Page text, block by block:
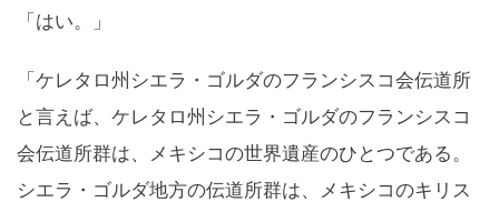
「はい。」
「ケレタロ州シエラ・ゴルダのフランシスコ会伝道所
と言えば、ケレタロ州シエラ・ゴルダのフランシスコ
会伝道所群は、メキシコの世界遺産のひとつである。
シエラ・ゴルダ地方の伝道所群は、メキシコのキリス